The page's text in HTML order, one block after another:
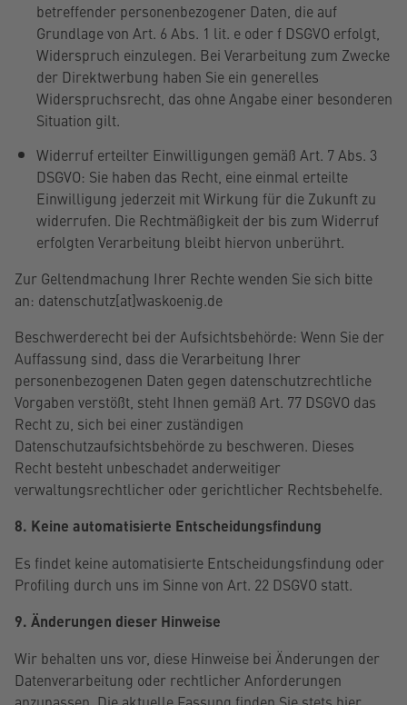
betreffender personenbezogener Daten, die auf
Grundlage von Art. 6 Abs. 1 lit. e oder f DSGVO erfolgt,
Widerspruch einzulegen. Bei Verarbeitung zum Zwecke
der Direktwerbung haben Sie ein generelles
Widerspruchsrecht, das ohne Angabe einer besonderen
Situation gilt.
Widerruf erteilter Einwilligungen gemäß Art. 7 Abs. 3
DSGVO: Sie haben das Recht, eine einmal erteilte
Einwilligung jederzeit mit Wirkung für die Zukunft zu
widerrufen. Die Rechtmäßigkeit der bis zum Widerruf
erfolgten Verarbeitung bleibt hiervon unberührt.
Zur Geltendmachung Ihrer Rechte wenden Sie sich bitte
an: datenschutz[at]waskoenig.de
Beschwerderecht bei der Aufsichtsbehörde: Wenn Sie der
Auffassung sind, dass die Verarbeitung Ihrer
personenbezogenen Daten gegen datenschutzrechtliche
Vorgaben verstößt, steht Ihnen gemäß Art. 77 DSGVO das
Recht zu, sich bei einer zuständigen
Datenschutzaufsichtsbehörde zu beschweren. Dieses
Recht besteht unbeschadet anderweitiger
verwaltungsrechtlicher oder gerichtlicher Rechtsbehelfe.
8. Keine automatisierte Entscheidungsfindung
Es findet keine automatisierte Entscheidungsfindung oder
Profiling durch uns im Sinne von Art. 22 DSGVO statt.
9. Änderungen dieser Hinweise
Wir behalten uns vor, diese Hinweise bei Änderungen der
Datenverarbeitung oder rechtlicher Anforderungen